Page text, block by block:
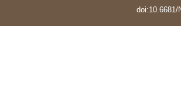
doi:10.6681/